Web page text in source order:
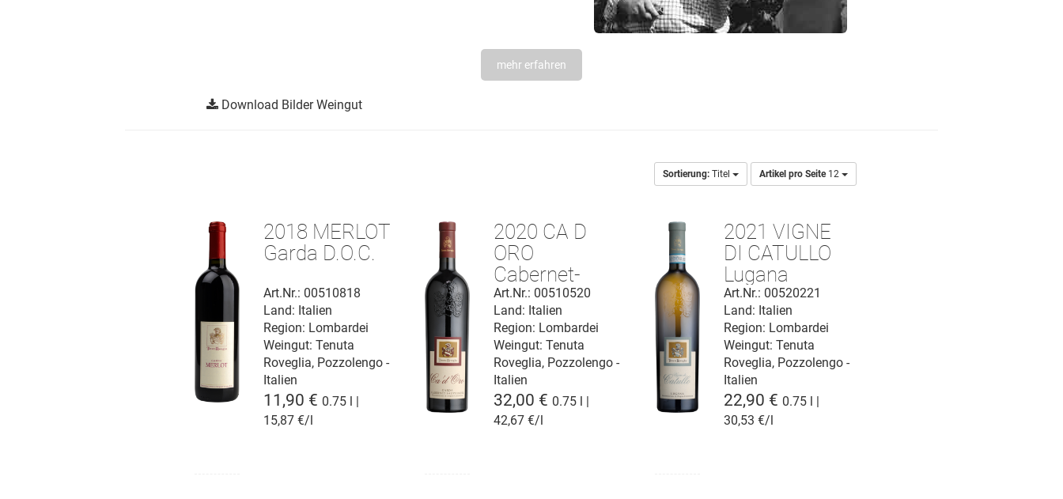
mehr erfahren
Download Bilder Weingut
Sortierung: Titel Artikel pro Seite 12
2018 MERLOT
Garda D.O.C.
Art.Nr.: 00510818
Weingut:Tenuta
Roveglia, Pozzolengo -
Italien
Region: Lombardei
Land: Italien
11,90 € 0.75 l |
15,87 €/l
2020 CA D
ORO
Cabernet-
Sauvignon
Garda D.O.C.
Art.Nr.: 00510520
Weingut:Tenuta
Roveglia, Pozzolengo -
Italien
Land: Italien
Region: Lombardei
32,00 € 0.75 l |
42,67 €/l
2021 VIGNE
DI CATULLO
Lugana
Riserva D.O.C.
Art.Nr.: 00520221
Weingut:Tenuta
Roveglia, Pozzolengo -
Italien
Region: Lombardei
Land: Italien
22,90 € 0.75 l |
30,53 €/l